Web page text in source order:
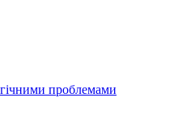
проблемами